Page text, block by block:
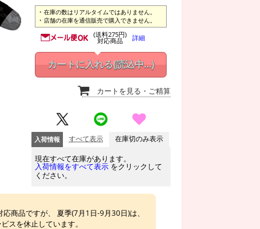
在庫の数はリアルタイムではありません。
店舗の在庫を通信販売で購入できません。
(送料275円)
対応商品 詳細
カートに入れる(読込中...)
カートを見る ・ご精算
入荷情報 すべて表示 在庫切のみ表示
現在すべて在庫があります。
入荷情報をすべて表示 をクリックして
ください。
応商品ですが、 夏季(7月1日-9月30日)は、
スを休止しています。